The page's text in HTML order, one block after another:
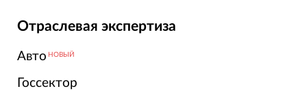
Отраслевая экспертиза
Авто НОВЫЙ
Госсектор